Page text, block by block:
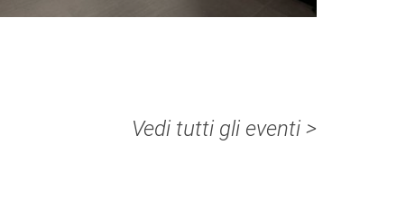
Vedi tutti gli eventi >